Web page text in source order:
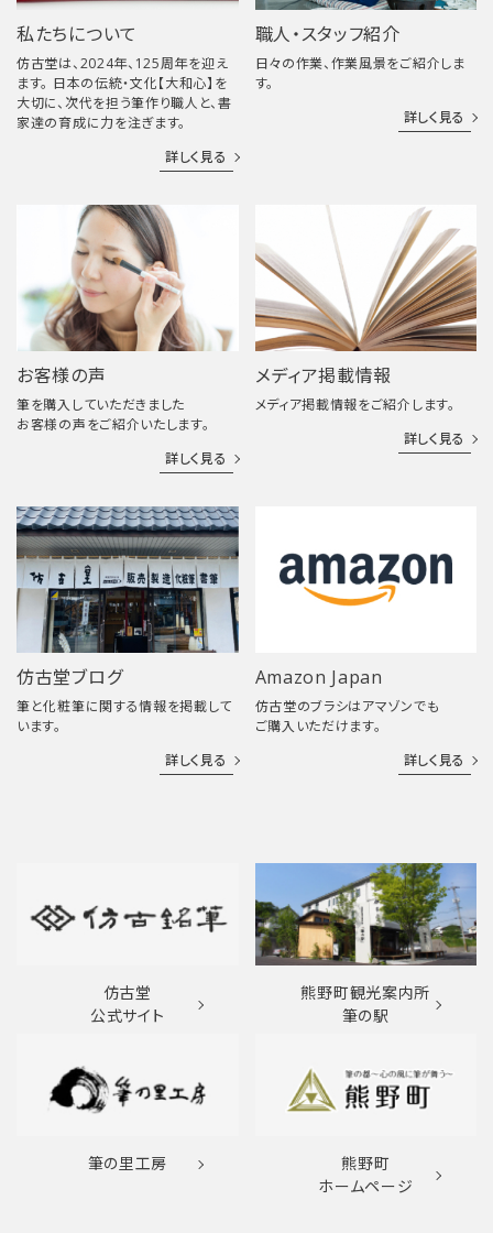
私たちについて
仿古堂は、2024年、125周年を迎え
ます。 日本の伝統・文化【大和心】を
大切に、次代を担う筆作り職人と、書
家達の育成に力を注ぎます。
詳しく見る
職人・スタッフ紹介
日々の作業、作業風景をご紹介しま
す。
詳しく見る
お客様の声
筆を購入していただきました
お客様の声をご紹介いたします。
詳しく見る
メディア掲載情報
メディア掲載情報をご紹介します。
詳しく見る
仿古堂ブログ
筆と化粧筆に関する情報を掲載して
います。
詳しく見る
Amazon Japan
仿古堂のブラシはアマゾンでも
ご購入いただけます。
詳しく見る
仿古堂
公式サイト
熊野町観光案内所
筆の駅
筆の里工房
熊野町
ホームページ